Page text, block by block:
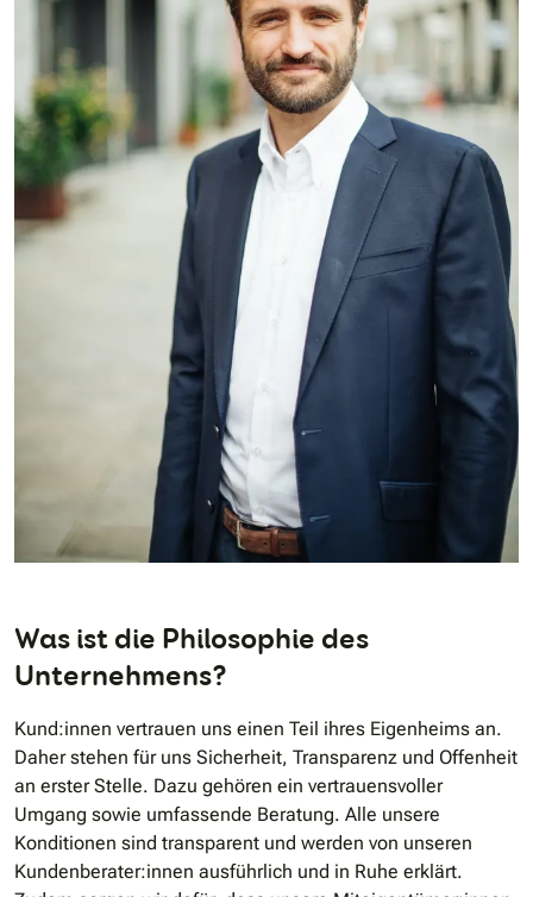
Was ist die Philosophie des
Unternehmens?
Kund:innen vertrauen uns einen Teil ihres Eigenheims an.
Daher stehen für uns Sicherheit, Transparenz und Offenheit
an erster Stelle. Dazu gehören ein vertrauensvoller
Umgang sowie umfassende Beratung. Alle unsere
Konditionen sind transparent und werden von unseren
Kundenberater:innen ausführlich und in Ruhe erklärt.